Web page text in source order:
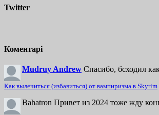
Twitter
Коментарі
Mudruy Andrew Спасибо, бсходил
Как вылечиться (избавиться) от вампиризма в Skyrim
Bahatron Привет из 2024 тоже жду